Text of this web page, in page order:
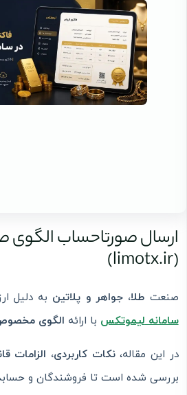
ارسال صورتاحساب الگوی
(limotx.ir)
صنعت طلا، جواهر و پلاتین به دلیل
سامانهلیموتکس با ارائه الگوی
در این مقاله،نکات کاربردی،
بررسی شده است تا فروشندگان و